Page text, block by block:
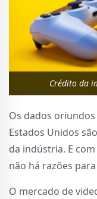
Crédito da
Os dados
Estados Unidos
da indústria. E
não há razões
O mercado de